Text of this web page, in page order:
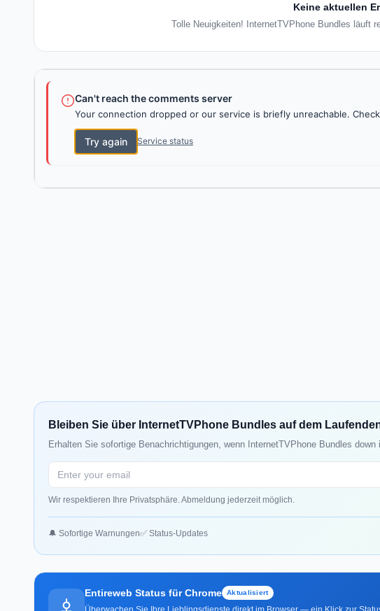
Keine aktuellen
Tolle Neuigkeiten! InternetTVPhone Bundles läuft
Can't reach the comments server
Your connection dropped or our service is briefly unreachable.
Try again Service status
Bleiben Sie über InternetTVPhone Bundles auf dem
Erhalten Sie sofortige Benachrichtigungen, wenn InternetTVPhone Bundles
Wir respektieren Ihre Privatsphäre. Abmeldung jederzeit möglich.
🔔 Sofortige Warnungen✅ Status-Updates
Entireweb Status für Chrome Aktualisiert